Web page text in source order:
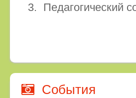
Педагогический
События